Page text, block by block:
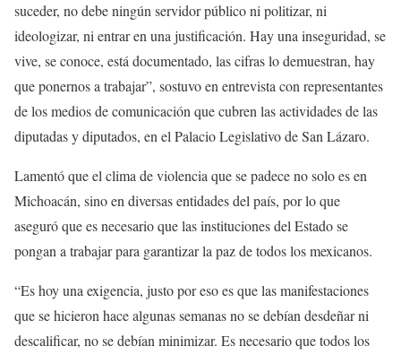
suceder, no debe ningún servidor público ni politizar, ni
ideologizar, ni entrar en una justificación. Hay una inseguridad, se
vive, se conoce, está documentado, las cifras lo demuestran, hay
que ponernos a trabajar”, sostuvo en entrevista con representantes
de los medios de comunicación que cubren las actividades de las
diputadas y diputados, en el Palacio Legislativo de San Lázaro.
Lamentó que el clima de violencia que se padece no solo es en
Michoacán, sino en diversas entidades del país, por lo que
aseguró que es necesario que las instituciones del Estado se
pongan a trabajar para garantizar la paz de todos los mexicanos.
“Es hoy una exigencia, justo por eso es que las manifestaciones
que se hicieron hace algunas semanas no se debían desdeñar ni
descalificar, no se debían minimizar. Es necesario que todos los